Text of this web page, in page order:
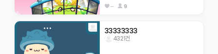
-- 9
33333333
4321건